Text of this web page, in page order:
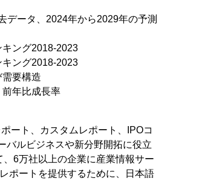
データ、2024年から2029年の予測
キング2018-2023
キング2018-2023
需要構造
前年比成長率
ート、カスタムレポート、IPOコ
バルビジネスや新分野開拓に役立
6万社以上の企業に産業情報サー
ポートを提供するために、日本語